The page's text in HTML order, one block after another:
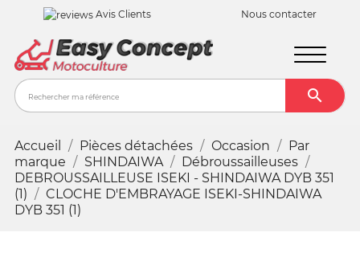
Avis Clients Nous contacter

Accueil Pièces détachées Occasion
Par
marque
SHINDAIWA
Débroussailleuses
DEBROUSSAILLEUSE ISEKI - SHINDAIWA DYB 351
(1)
CLOCHE D'EMBRAYAGE ISEKI-SHINDAIWA
DYB 351 (1)